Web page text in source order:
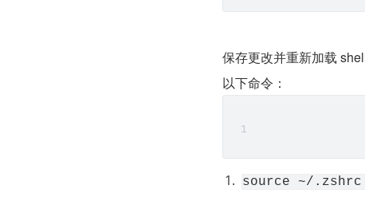
保存更改并重新加载
以下命令：
source ~/.zshrc